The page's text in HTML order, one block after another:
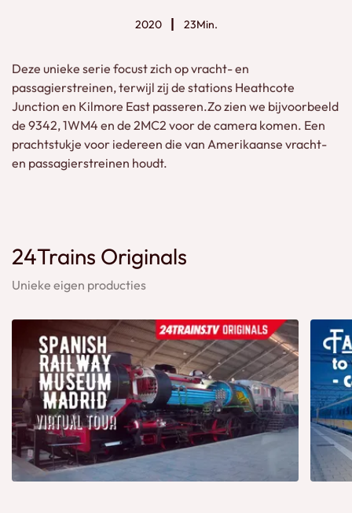
2020 23Min.
Deze unieke serie focust zich op vracht- en
passagierstreinen, terwijl zij de stations Heathcote
Junction en Kilmore East passeren.Zo zien we bijvoorbeeld
de 9342, 1WM4 en de 2MC2 voor de camera komen. Een
prachtstukje voor iedereen die van Amerikaanse vracht-
en passagierstreinen houdt.
24Trains Originals
Unieke eigen producties